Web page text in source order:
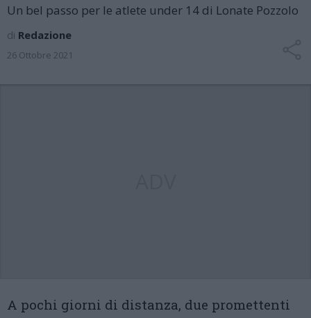
Un bel passo per le atlete under 14 di Lonate Pozzolo
di Redazione
26 Ottobre 2021
A pochi giorni di distanza, due promettenti